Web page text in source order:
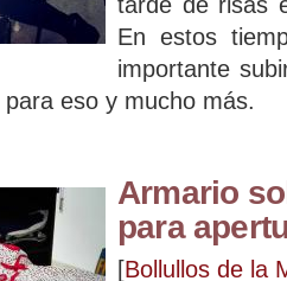
En estos
importante
eso y mucho más.
Armario
para
[Bollullos de la